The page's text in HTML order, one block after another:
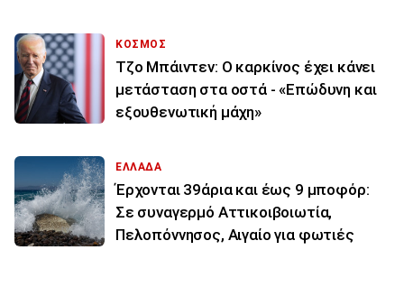
ΚΟΣΜΟΣ
Τζο Μπάιντεν: Ο καρκίνος έχει κάνει
μετάσταση στα οστά - «Επώδυνη και
εξουθενωτική μάχη»
ΕΛΛΑΔΑ
Έρχονται 39άρια και έως 9 μποφόρ:
Σε συναγερμό Αττικοιβοιωτία,
Πελοπόννησος, Αιγαίο για φωτιές